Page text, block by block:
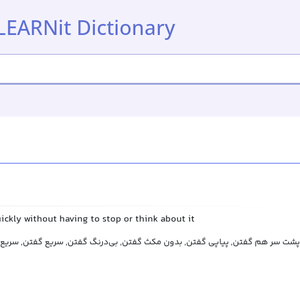
Dictionary
without having to stop or think about it
پشت سر هم گفتن, پیاپی گفتن, بدون مکث گفتن, بی‌درنگ گفتن, سریع گفتن, سریع